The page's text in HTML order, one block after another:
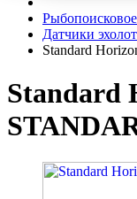
Датчики
Standard
Standard